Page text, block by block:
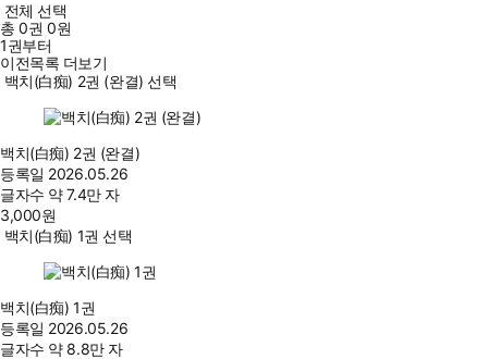
전체 선택
총0권 0원
1권부터
이전목록 더보기
백치(白痴) 2권 (완결) 선택
백치(白痴) 2권 (완결)
등록일 2026.05.26
글자수 약 7.4만 자
3,000원
백치(白痴) 1권 선택
백치(白痴) 1권
등록일 2026.05.26
글자수 약 8.8만 자